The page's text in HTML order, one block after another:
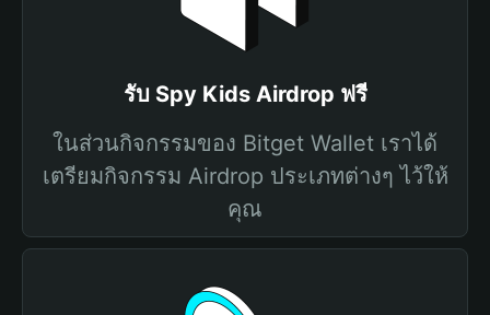
รับ Spy Kids Airdrop ฟรี
ในส่วนกิจกรรมของ Bitget Wallet เราได้
เตรียมกิจกรรม Airdrop ประเภทต่างๆ ไว้ให้
คุณ